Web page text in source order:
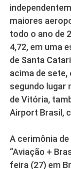
maiores
todo o ano de
4,72, em uma
de Santa
acima de
segundo lugar
de Vitória,
Airport Brasil,
A cerimônia
“Aviação +
feira (27) em